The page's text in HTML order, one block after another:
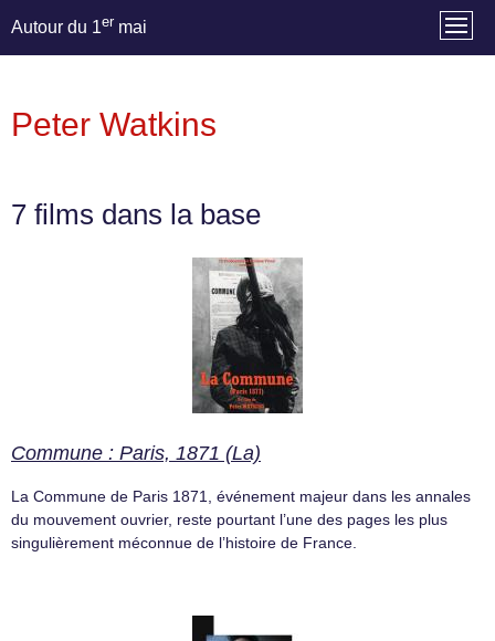
Autour du 1er mai
Peter Watkins
7 films dans la base
Commune : Paris, 1871 (La)
La Commune de Paris 1871, événement majeur dans les annales
du mouvement ouvrier, reste pourtant l’une des pages les plus
singulièrement méconnue de l’histoire de France.